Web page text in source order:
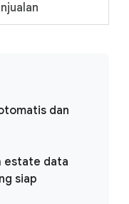
dan
estate data
siap